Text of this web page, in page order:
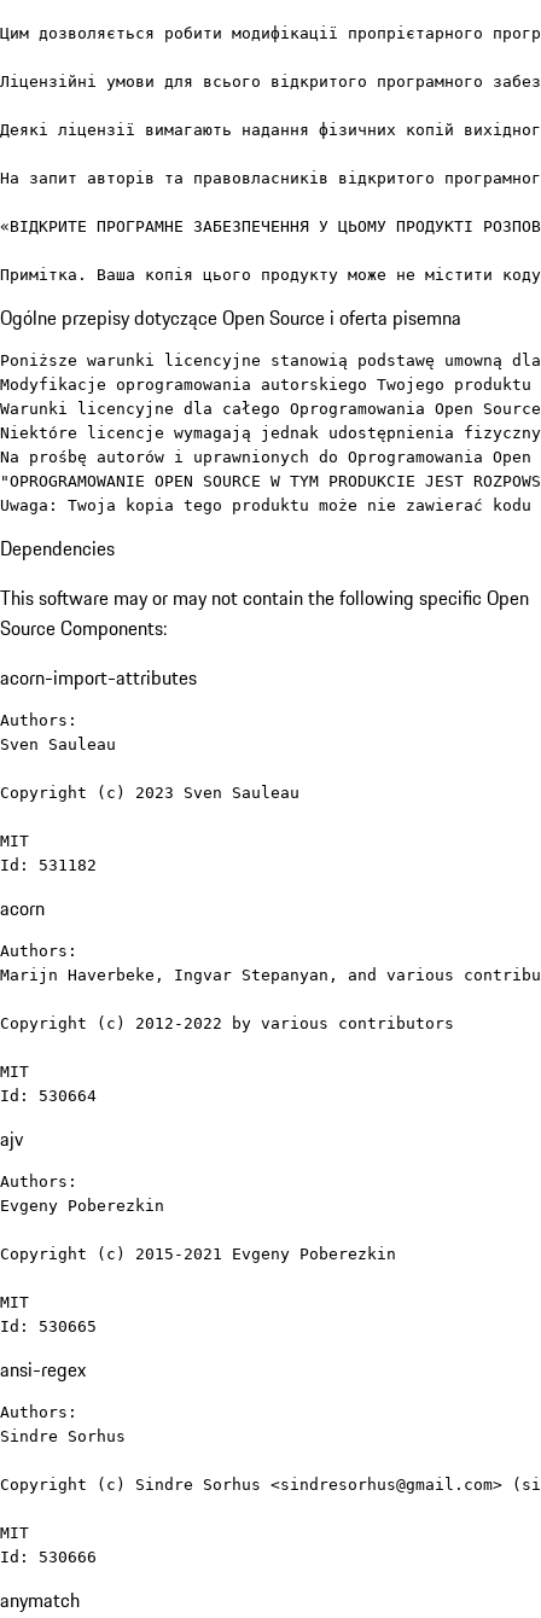
Цим дозволяється робити модифікації пропрієтарного
Ліцензійні умови для всього відкритого програмного
Деякі ліцензії вимагають надання фізичних копій
На запит авторів та правовласників відкритого
«ВІДКРИТЕ ПРОГРАМНЕ ЗАБЕЗПЕЧЕННЯ У ЦЬОМУ ПРОДУКТІ
Примітка. Ваша копія цього продукту може не містити
Ogólne przepisy dotyczące Open Source i oferta pisemna
Poniższe warunki licencyjne stanowią podstawę umowną
Modyfikacje oprogramowania autorskiego Twojego
Warunki licencyjne dla całego Oprogramowania Open
Niektóre licencje wymagają jednak udostępnienia
Na prośbę autorów i uprawnionych do Oprogramowania
"OPROGRAMOWANIE OPEN SOURCE W TYM PRODUKCIE
Uwaga: Twoja kopia tego produktu może nie zawierać
Dependencies
This software may or may not contain the following specific Open
Source Components:
acorn-import-attributes
Authors:
Sven Sauleau
Copyright (c) 2023 Sven Sauleau
MIT
Id: 531182
acorn
Authors:
Marijn Haverbeke, Ingvar Stepanyan, and various
Copyright (c) 2012-2022 by various contributors
MIT
Id: 530664
ajv
Authors:
Evgeny Poberezkin
Copyright (c) 2015-2021 Evgeny Poberezkin
MIT
Id: 530665
ansi-regex
Authors:
Sindre Sorhus
Copyright (c) Sindre Sorhus <sindresorhus@gmail.com>
MIT
Id: 530666
anymatch